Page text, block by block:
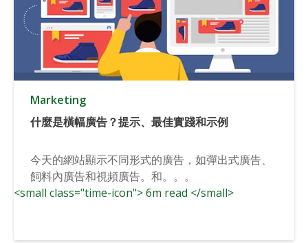
Marketing
什麼是橫幅廣告？提示、最佳實踐和示例
今天的網站顯示不同形式的廣告，如彈出式廣告、
飼料內廣告和視頻廣告。和。。。
<small class="time-icon"> 6m read </small>